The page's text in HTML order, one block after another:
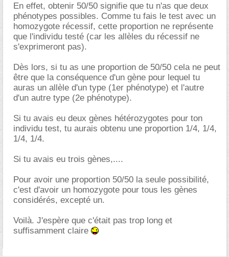
En effet, obtenir 50/50 signifie que tu n'as que deux
phénotypes possibles. Comme tu fais le test avec un
homozygote récessif, cette proportion ne représente
que l'individu testé (car les allèles du récessif ne
s'exprimeront pas).
Dès lors, si tu as une proportion de 50/50 cela ne peut
être que la conséquence d'un gène pour lequel tu
auras un allèle d'un type (1er phénotype) et l'autre
d'un autre type (2e phénotype).
Si tu avais eu deux gènes hétérozygotes pour ton
individu test, tu aurais obtenu une proportion 1/4, 1/4,
1/4, 1/4.
Si tu avais eu trois gènes,....
Pour avoir une proportion 50/50 la seule possibilité,
c'est d'avoir un homozygote pour tous les gènes
considérés, excepté un.
Voilà. J'espère que c'était pas trop long et
suffisamment claire